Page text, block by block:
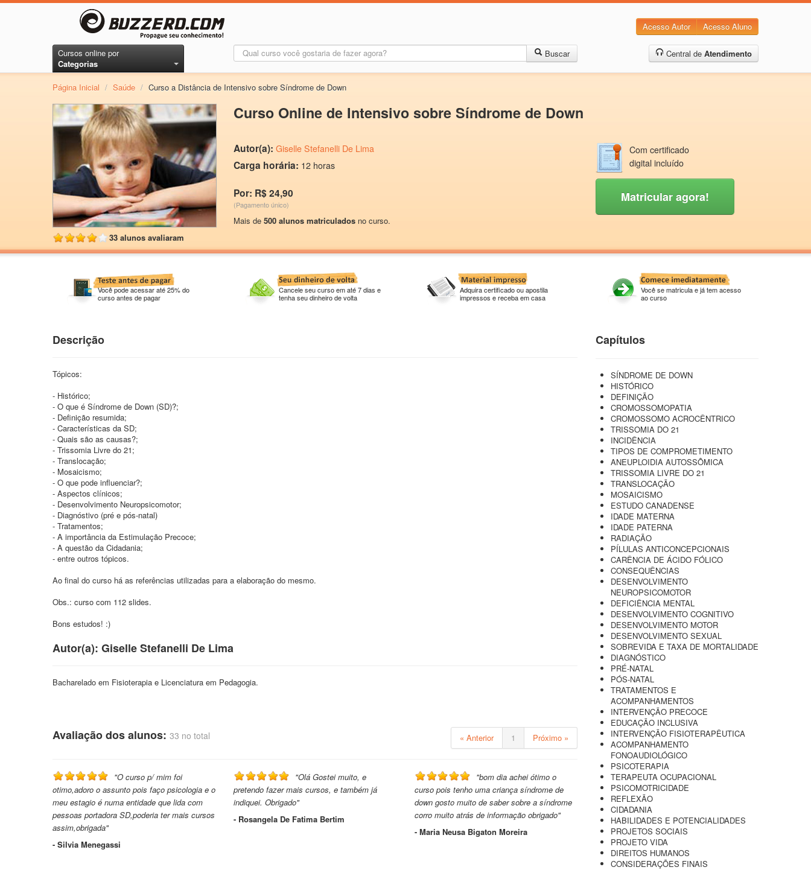
Acesso Autor Acesso Aluno
Cursos online por
Categorias
Buscar Central de Atendimento
Página Inicial / Saúde / Curso a Distância de Intensivo sobre Síndrome de Down
33 alunos avaliaram
Curso Online de Intensivo sobre Síndrome de Down
Autor(a): Giselle Stefanelli De Lima
Carga horária: 12 horas
Por: R$ 24,90
(Pagamento único)
Mais de 500 alunos matriculados no curso.
Com certificado
digital incluído
Matricular agora!
Você pode acessar até 25% do
curso antes de pagar
Cancele seu curso em até 7 dias e
tenha seu dinheiro de volta
Adquira certificado ou apostila
impressos e receba em casa
Você se matricula e já tem acesso
ao curso
Descrição
Tópicos:
- Histórico;
- O que é Síndrome de Down (SD)?;
- Definição resumida;
- Características da SD;
- Quais são as causas?;
- Trissomia Livre do 21;
- Translocação;
- Mosaicismo;
- O que pode influenciar?;
- Aspectos clínicos;
- Desenvolvimento Neuropsicomotor;
- Diagnóstivo (pré e pós-natal)
- Tratamentos;
- A importância da Estimulação Precoce;
- A questão da Cidadania;
- entre outros tópicos.
Ao final do curso há as referências utilizadas para a elaboração do mesmo.
Obs.: curso com 112 slides.
Bons estudos! :)
Autor(a): Giselle Stefanelli De Lima
Bacharelado em Fisioterapia e Licenciatura em Pedagogia.
Avaliação dos alunos: 33 no total « Anterior 1 Próximo »
"O curso p/ mim foi
otimo,adoro o assunto pois faço psicologia e o
meu estagio é numa entidade que lida com
pessoas portadora SD,poderia ter mais cursos
assim,obrigada"
- Silvia Menegassi
"Olá Gostei muito, e
pretendo fazer mais cursos, e também já
indiquei. Obrigado"
- Rosangela De Fatima Bertim
"bom dia achei ótimo o
curso pois tenho uma criança síndrome de
down gosto muito de saber sobre a síndrome
corro muito atrás de informação obrigado"
- Maria Neusa Bigaton Moreira
Capítulos
SÍNDROME DE DOWN
HISTÓRICO
DEFINIÇÃO
CROMOSSOMOPATIA
CROMOSSOMO ACROCÊNTRICO
TRISSOMIA DO 21
INCIDÊNCIA
TIPOS DE COMPROMETIMENTO
ANEUPLOIDIA AUTOSSÔMICA
TRISSOMIA LIVRE DO 21
TRANSLOCAÇÃO
MOSAICISMO
ESTUDO CANADENSE
IDADE MATERNA
IDADE PATERNA
RADIAÇÃO
PÍLULAS ANTICONCEPCIONAIS
CARÊNCIA DE ÁCIDO FÓLICO
CONSEQUÊNCIAS
DESENVOLVIMENTO
NEUROPSICOMOTOR
DEFICIÊNCIA MENTAL
DESENVOLVIMENTO COGNITIVO
DESENVOLVIMENTO MOTOR
DESENVOLVIMENTO SEXUAL
SOBREVIDA E TAXA DE MORTALIDADE
DIAGNÓSTICO
PRÉ-NATAL
PÓS-NATAL
TRATAMENTOS E
ACOMPANHAMENTOS
INTERVENÇÃO PRECOCE
EDUCAÇÃO INCLUSIVA
INTERVENÇÃO FISIOTERAPÊUTICA
ACOMPANHAMENTO
FONOAUDIOLÓGICO
PSICOTERAPIA
TERAPEUTA OCUPACIONAL
PSICOMOTRICIDADE
REFLEXÃO
CIDADANIA
HABILIDADES E POTENCIALIDADES
PROJETOS SOCIAIS
PROJETO VIDA
DIREITOS HUMANOS
CONSIDERAÇÕES FINAIS